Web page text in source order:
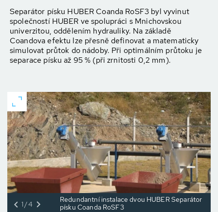
Separátor písku HUBER Coanda RoSF3 byl vyvinut
společností HUBER ve spolupráci s Mnichovskou
univerzitou, oddělením hydrauliky. Na základě
Coandova efektu lze přesně definovat a matematicky
simulovat průtok do nádoby. Při optimálním průtoku je
separace písku až 95 % (při zrnitosti 0,2 mm).
Redundantní instalace dvou HUBER Separátor
písku Coanda RoSF3
1/4